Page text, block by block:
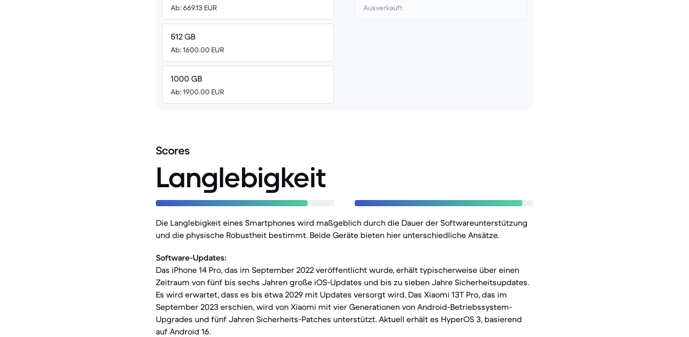
Ab: 669.13 EUR
512 GB
Ab: 1600.00 EUR
1000 GB
Ab: 1900.00 EUR
Ausverkauft
Scores
Langlebigkeit
Die Langlebigkeit eines Smartphones wird maßgeblich durch die Dauer der Softwareunterstützung
und die physische Robustheit bestimmt. Beide Geräte bieten hier unterschiedliche Ansätze.
Software-Updates:
Das iPhone 14 Pro, das im September 2022 veröffentlicht wurde, erhält typischerweise über einen
Zeitraum von fünf bis sechs Jahren große iOS-Updates und bis zu sieben Jahre Sicherheitsupdates.
Es wird erwartet, dass es bis etwa 2029 mit Updates versorgt wird. Das Xiaomi 13T Pro, das im
September 2023 erschien, wird von Xiaomi mit vier Generationen von Android-Betriebssystem-
Upgrades und fünf Jahren Sicherheits-Patches unterstützt. Aktuell erhält es HyperOS 3, basierend
auf Android 16.